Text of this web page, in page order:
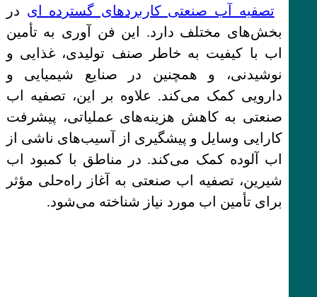
تصفیه آب صنعتی کاربردهای گسترده ای در
بخش‌های مختلف دارد. این فن آوری به تأمین
اب با کیفیت به خاطر صنف تولیدی، غذایی و
نوشیدنی، و همچنین در صنایع شیمیایی و
دارویی کمک می‌کند. علاوه بر این، تصفیه اب
صنعتی به کاهش هزینه‌های عملیاتی، پیشرفت
کارایی وسایل و پیشگیری از آسیب‌های ناشی از
اب آلوده کمک می‌کند. در مناطق با کمبود اب
شیرین، تصفیه اب صنعتی به آغاز راه‌حلی مؤثر
برای تأمین اب مورد نیاز شناخته می‌شود.